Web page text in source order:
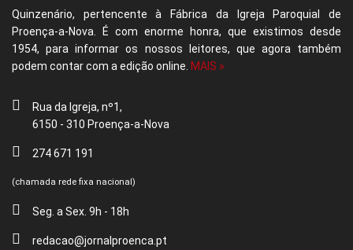
Quinzenário, pertencente à Fábrica da Igreja Paroquial de
Proença-a-Nova. É com enorme honra, que existimos desde
1954, para informar os nossos leitores, que agora também
podem contar com a edição online. MAIS »
Rua da Igreja, nº1,
6150 - 310 Proença-a-Nova
274 671 191
(chamada rede fixa nacional)
Seg. a Sex. 9h - 18h
redacao@jornalproenca.pt